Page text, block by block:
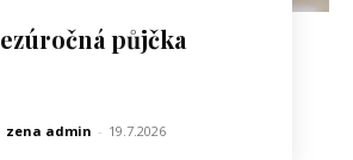
půjčka
zena admin - 19.7.2026